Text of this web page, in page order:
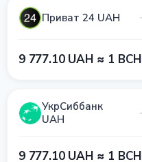
Приват 24 UAH
9 777.10 UAH ≈ 1 BCH
УкрСиббанк
UAH
9 777.10 UAH ≈ 1 BCH